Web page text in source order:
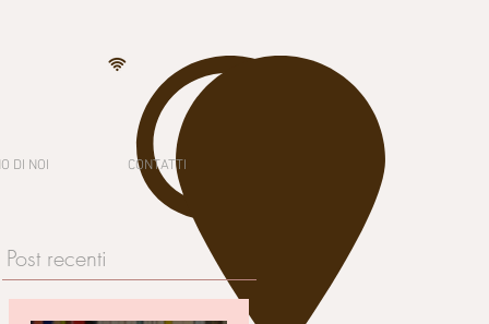
DI NOI CONTATTI
Post recenti